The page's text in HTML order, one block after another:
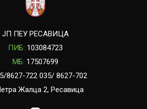
ЈП ПЕУ РЕСАВИЦА
ПИБ: 103084723
МБ: 17507699
8627-722 035/ 8627-702
Жалца 2, Ресавица